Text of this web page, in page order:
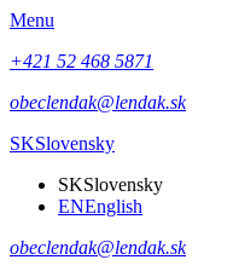
Menu
+421 52 468 5871
obeclendak@lendak.sk
SKSlovensky
SKSlovensky
ENEnglish
obeclendak@lendak.sk